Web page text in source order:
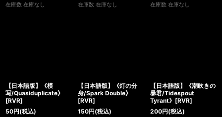
在庫数 在庫なし 在庫数 在庫なし 在庫数 在庫なし
【日本語版】《模
写/Quasiduplicate》
[RVR]
50円(税込)
【日本語版】《灯の分
身/Spark Double》
[RVR]
150円(税込)
【日本語版】《潮吹きの
暴君/Tidespout
Tyrant》[RVR]
200円(税込)